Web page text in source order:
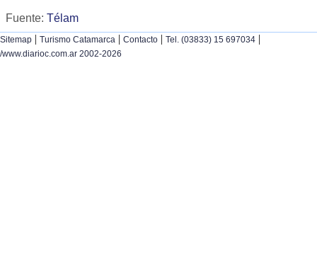
Fuente: Télam
Sitemap | Turismo Catamarca | Contacto | Tel. (03833) 15 697034 |
/www.diarioc.com.ar 2002-2026